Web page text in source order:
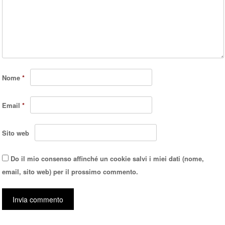
Nome*
Email*
Sito web
Do il mio consenso affinché un cookie salvi i miei dati (nome,
email, sito web) per il prossimo commento.